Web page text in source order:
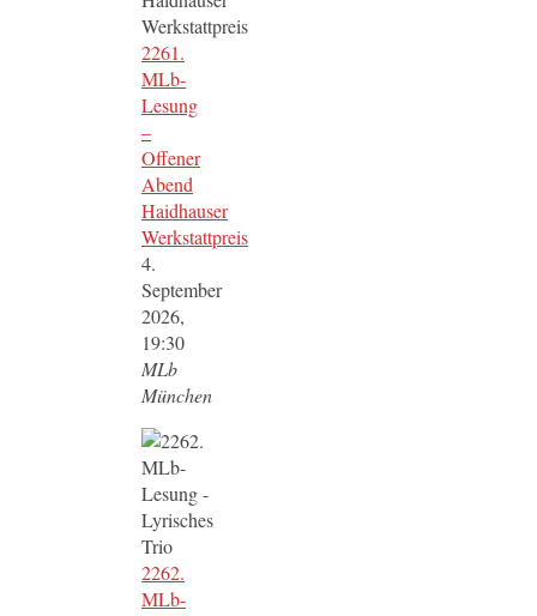
2261.
MLb-
Lesung
–
Offener
Abend
Haidhauser
Werkstattpreis
4.
September
2026,
19:30
MLb
München
2262.
MLb-